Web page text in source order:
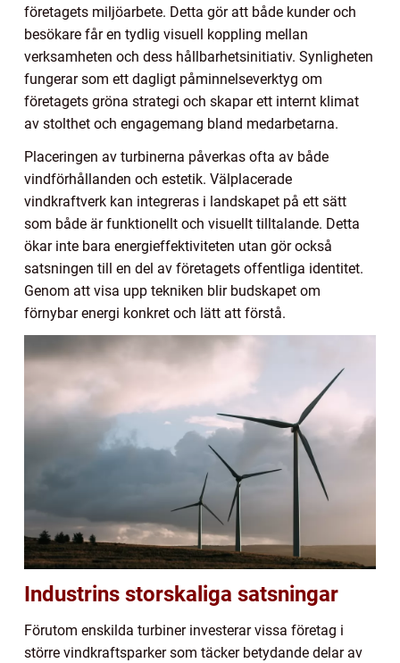
företagets miljöarbete. Detta gör att både kunder och
besökare får en tydlig visuell koppling mellan
verksamheten och dess hållbarhetsinitiativ. Synligheten
fungerar som ett dagligt påminnelseverktyg om
företagets gröna strategi och skapar ett internt klimat
av stolthet och engagemang bland medarbetarna.
Placeringen av turbinerna påverkas ofta av både
vindförhållanden och estetik. Välplacerade
vindkraftverk kan integreras i landskapet på ett sätt
som både är funktionellt och visuellt tilltalande. Detta
ökar inte bara energieffektiviteten utan gör också
satsningen till en del av företagets offentliga identitet.
Genom att visa upp tekniken blir budskapet om
förnybar energi konkret och lätt att förstå.
Industrins storskaliga satsningar
Förutom enskilda turbiner investerar vissa företag i
större vindkraftsparker som täcker betydande delar av